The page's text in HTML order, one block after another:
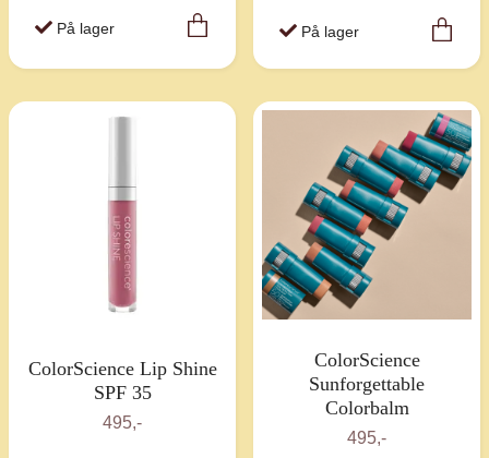
På lager På lager
ColorScience Lip Shine
SPF 35
495,-
ColorScience
Sunforgettable
Colorbalm
495,-